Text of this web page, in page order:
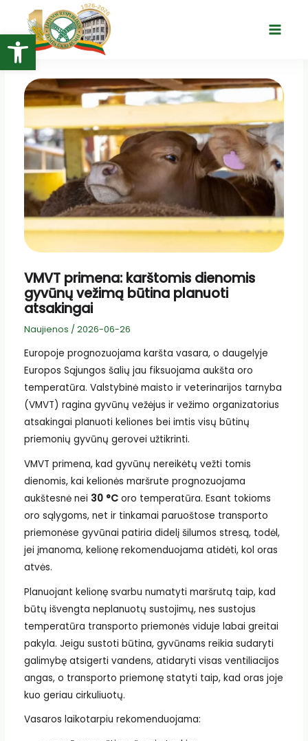
Open toolbar
turinio
Main
VMVT primena: karštomis dienomis
gyvūnų vežimą būtina planuoti
atsakingai
Naujienos / 2026-06-26
Europoje prognozuojama karšta vasara, o daugelyje
Europos Sąjungos šalių jau fiksuojama aukšta oro
temperatūra. Valstybinė maisto ir veterinarijos tarnyba
(VMVT) ragina gyvūnų vežėjus ir vežimo organizatorius
atsakingai planuoti keliones bei imtis visų būtinų
priemonių gyvūnų gerovei užtikrinti.
VMVT primena, kad gyvūnų nereikėtų vežti tomis
dienomis, kai kelionės maršrute prognozuojama
aukštesnė nei 30 °Coro temperatūra. Esant tokioms
oro sąlygoms, net ir tinkamai paruoštose transporto
priemonėse gyvūnai patiria didelį šilumos stresą, todėl,
jei įmanoma, kelionę rekomenduojama atidėti, kol oras
atvės.
Planuojant kelionę svarbu numatyti maršrutą taip, kad
būtų išvengta neplanuotų sustojimų, nes sustojus
temperatūra transporto priemonės viduje labai greitai
pakyla. Jeigu sustoti būtina, gyvūnams reikia sudaryti
galimybę atsigerti vandens, atidaryti visas ventiliacijos
angas, o transporto priemonę statyti taip, kad oras joje
kuo geriau cirkuliuotų.
Vasaros laikotarpiu rekomenduojama: